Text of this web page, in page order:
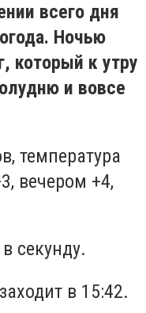
всего дня
Ночью
который к утру
и вовсе
температура
вечером +4,
секунду.
в 15:42.